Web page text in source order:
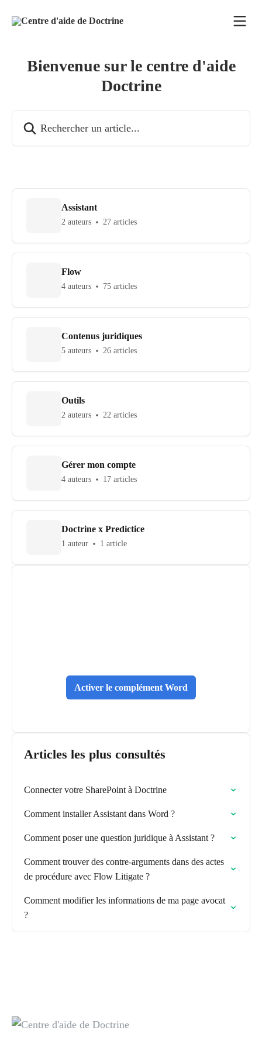
Bienvenue sur le centre d'aide
Doctrine
Assistant
2 auteurs 27 articles
Flow
4 auteurs 75 articles
Contenus juridiques
5 auteurs 26 articles
Outils
2 auteurs 22 articles
Gérer mon compte
4 auteurs 17 articles
Doctrine x Predictice
1 auteur 1 article
Activer le complément Word
Articles les plus consultés
Connecter votre SharePoint à Doctrine
Comment installer Assistant dans Word ?
Comment poser une question juridique à Assistant ?
Comment trouver des contre-arguments dans des actes
de procédure avec Flow Litigate ?
Comment modifier les informations de ma page avocat
?